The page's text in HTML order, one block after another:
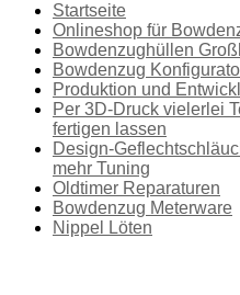
Startseite
Onlineshop für
Bowdenzughüllen
Bowdenzug
Produktion und
Per 3D-Druck vielerlei
fertigen lassen
Design-
mehr Tuning
Oldtimer Reparaturen
Bowdenzug Meterware
Nippel Löten